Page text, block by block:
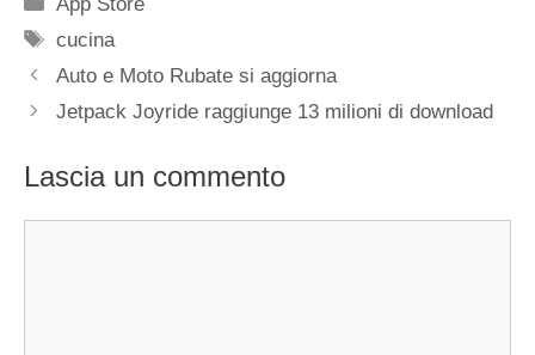
Tag
cucina
Auto e Moto Rubate si aggiorna
Jetpack Joyride raggiunge 13 milioni di download
Lascia un commento